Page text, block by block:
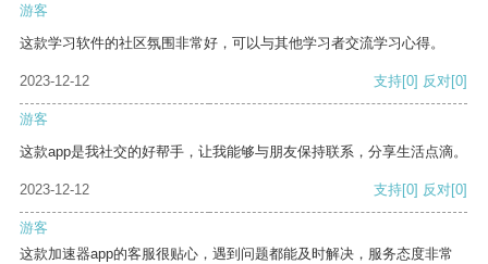
游客
这款学习软件的社区氛围非常好，可以与其他学习者交流学习心得。
2023-12-12 支持[0] 反对[0]
游客
这款app是我社交的好帮手，让我能够与朋友保持联系，分享生活点滴。
2023-12-12 支持[0] 反对[0]
游客
这款加速器app的客服很贴心，遇到问题都能及时解决，服务态度非常